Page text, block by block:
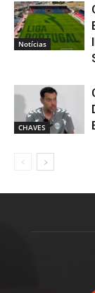
Notícias
CHAVES